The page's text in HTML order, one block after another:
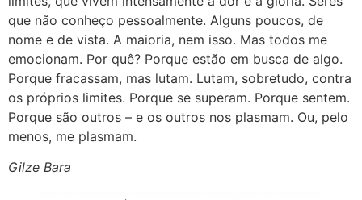
que não conheço pessoalmente. Alguns poucos, de
nome e de vista. A maioria, nem isso. Mas todos me
emocionam. Por quê? Porque estão em busca de algo.
Porque fracassam, mas lutam. Lutam, sobretudo, contra
os próprios limites. Porque se superam. Porque sentem.
Porque são outros – e os outros nos plasmam. Ou, pelo
menos, me plasmam.
Gilze Bara